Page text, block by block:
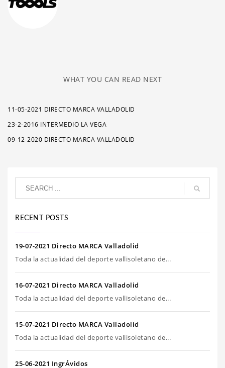
WHAT YOU CAN READ NEXT
11-05-2021 DIRECTO MARCA VALLADOLID
23-2-2016 INTERMEDIO LA VEGA
09-12-2020 DIRECTO MARCA VALLADOLID
RECENT POSTS
19-07-2021 Directo MARCA Valladolid
Toda la actualidad del deporte vallisoletano de...
16-07-2021 Directo MARCA Valladolid
Toda la actualidad del deporte vallisoletano de...
15-07-2021 Directo MARCA Valladolid
Toda la actualidad del deporte vallisoletano de...
25-06-2021 IngrÁvidos